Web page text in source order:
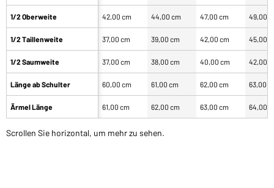
1/2 Oberweite
1/2 Taillenweite
1/2 Saumweite
Länge ab Schulter
Ärmel Länge
42,00 cm 44,00 cm 47,00 cm 49,00
37,00 cm 39,00 cm 42,00 cm 45,00
37,00 cm 38,00 cm 40,00 cm 42,00
60,00 cm 61,00 cm 62,00 cm 63,00
61,00 cm 62,00 cm 63,00 cm 64,00
Scrollen Sie horizontal, um mehr zu sehen.